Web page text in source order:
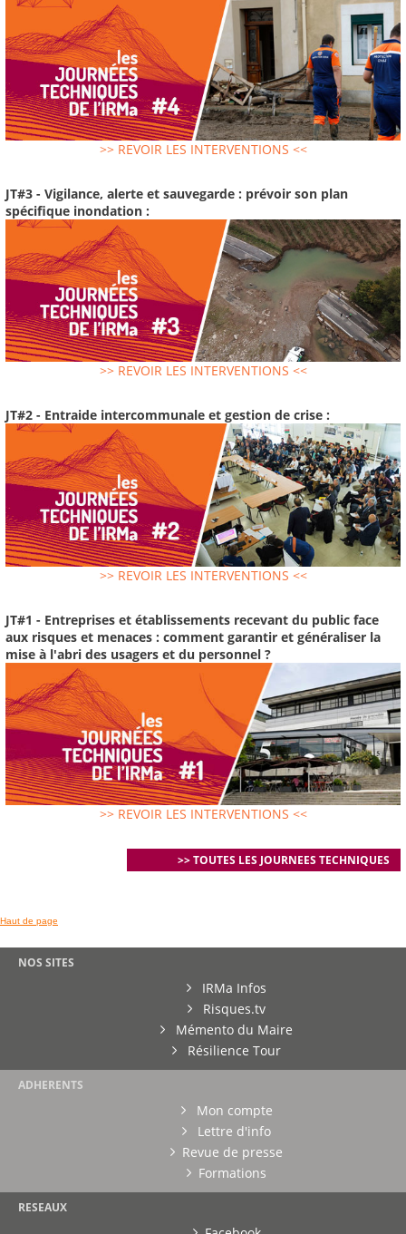
>> REVOIR LES INTERVENTIONS <<
JT#3 - Vigilance, alerte et sauvegarde : prévoir son plan
spécifique inondation :
>> REVOIR LES INTERVENTIONS <<
JT#2 - Entraide intercommunale et gestion de crise :
>> REVOIR LES INTERVENTIONS <<
JT#1 - Entreprises et établissements recevant du public face
aux risques et menaces : comment garantir et généraliser la
mise à l'abri des usagers et du personnel ?
>> REVOIR LES INTERVENTIONS <<
>> TOUTES LES JOURNEES TECHNIQUES
Haut de page
NOS SITES
IRMa Infos
Risques.tv
Mémento du Maire
Résilience Tour
ADHERENTS
Mon compte
Lettre d'info
Revue de presse
Formations
RESEAUX